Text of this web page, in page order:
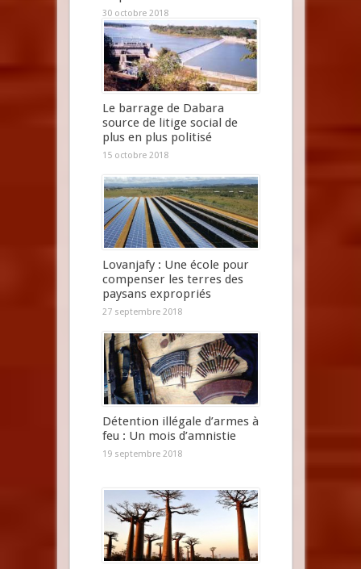
30 octobre 2018
Le barrage de Dabara
source de litige social de
plus en plus politisé
15 octobre 2018
Lovanjafy : Une école pour
compenser les terres des
paysans expropriés
27 septembre 2018
Détention illégale d’armes à
feu : Un mois d’amnistie
19 septembre 2018